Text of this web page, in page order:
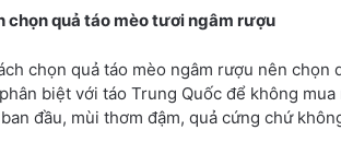
chọn quả táo mèo tươi ngâm rượu
chọn quả táo mèo ngâm rượu nên chọn
biệt với táo Trung Quốc để không
đầu, mùi thơm đậm, quả cứng chứ